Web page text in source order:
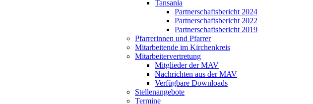
Tansania
Partnerschaftsbericht 2024
Partnerschaftsbericht 2022
Partnerschaftsbericht 2019
Pfarrerinnen und Pfarrer
Mitarbeitende im Kirchenkreis
Mitarbeitervertretung
Mitglieder der MAV
Nachrichten aus der MAV
Verfügbare Downloads
Stellenangebote
Termine